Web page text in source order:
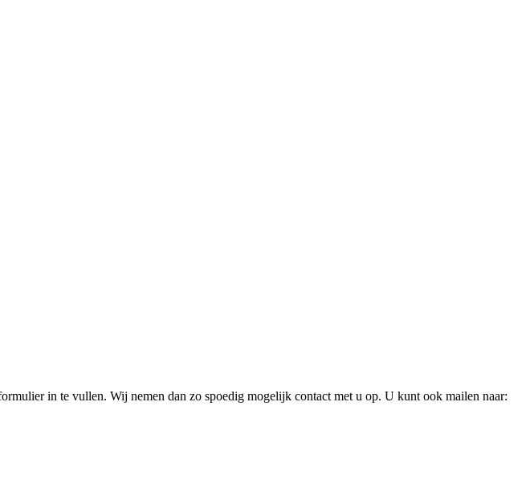
in te vullen. Wij nemen dan zo spoedig mogelijk contact met u op. U kunt ook mailen naar: